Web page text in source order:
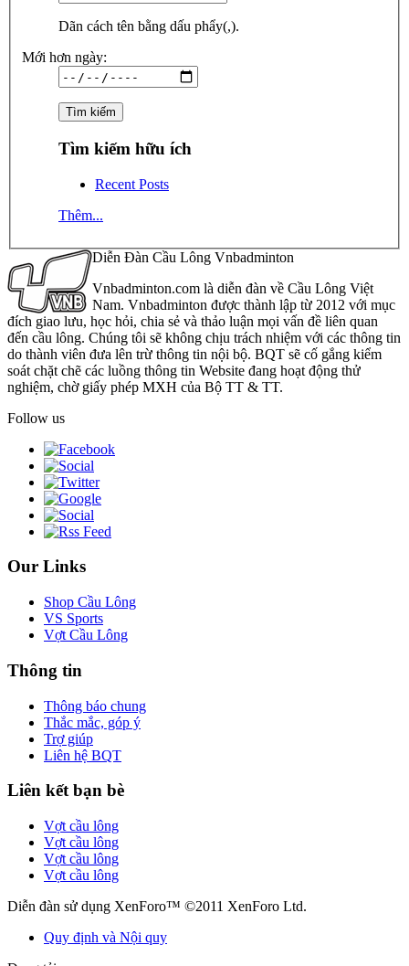
Dãn cách tên bằng dấu phẩy(,).
Mới hơn ngày:
Tìm kiếm hữu ích
Recent Posts
Thêm...
Diễn Đàn Cầu Lông Vnbadminton
Vnbadminton.com là diễn đàn về Cầu Lông Việt
Nam. Vnbadminton được thành lập từ 2012 với mục
đích giao lưu, học hỏi, chia sẻ và thảo luận mọi vấn đề liên quan
đến cầu lông. Chúng tôi sẽ không chịu trách nhiệm với các thông tin
do thành viên đưa lên trừ thông tin nội bộ. BQT sẽ cố gắng kiểm
soát chặt chẽ các luồng thông tin Website đang hoạt động thử
nghiệm, chờ giấy phép MXH của Bộ TT & TT.
Follow us
Our Links
Shop Cầu Lông
VS Sports
Vợt Cầu Lông
Thông tin
Thông báo chung
Thắc mắc, góp ý
Trợ giúp
Liên hệ BQT
Liên kết bạn bè
Vợt cầu lông
Vợt cầu lông
Vợt cầu lông
Vợt cầu lông
Diễn đàn sử dụng XenForo™ ©2011 XenForo Ltd.
Quy định và Nội quy